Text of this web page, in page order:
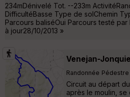
234mDénivelé Tot. --233m
DifficultéBasse Type de solChemin
Parcours baliséOui Parcours testé
à jour28/10/2013 »
Venejan-
Randonnée Pédestre
Circuit au départ
après le moulin,